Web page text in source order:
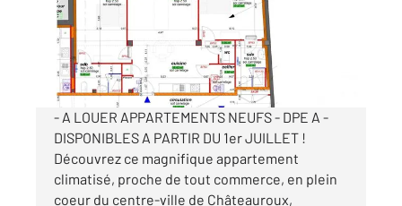
Appartement T3 à louer
1 075 €
par mois charges comprises
- A LOUER APPARTEMENTS NEUFS - DPE A -
DISPONIBLES A PARTIR DU 1er JUILLET !
Découvrez ce magnifique appartement
climatisé, proche de tout commerce, en plein
coeur du centre-ville de Châteauroux,